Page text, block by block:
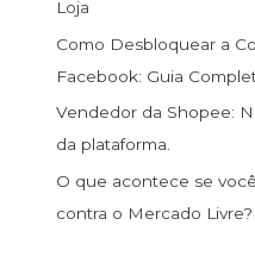
Loja
Como Desbloquear a
Facebook: Guia
Vendedor da Shopee:
da plataforma.
O que acontece se
contra o Mercado Livre?